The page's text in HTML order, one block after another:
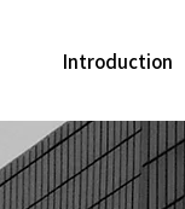
Introduction